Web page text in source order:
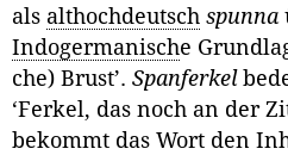
als althochdeutsch spunna
Indogermanische
che) Brust’. Spanferkel
‘Ferkel, das noch an der
bekommt das Wort den